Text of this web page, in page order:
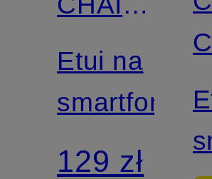
MUNICH
Etui na
smartfon
129 zł